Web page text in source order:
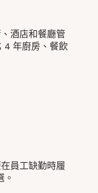
酒店和餐廳管
4 年廚房、餐飲
員工缺勤時履